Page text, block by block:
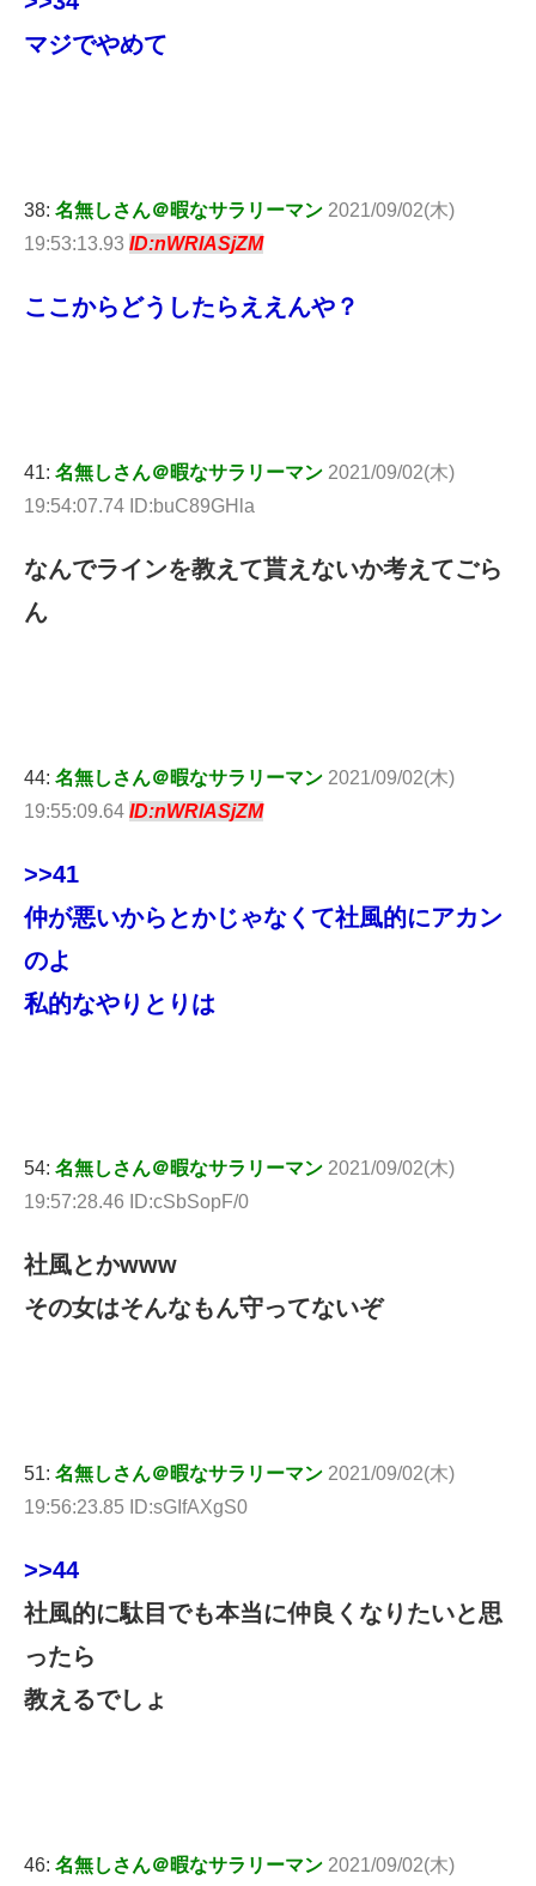
マジでやめて
38: 名無しさん＠暇なサラリーマン 2021/09/02(木)
19:53:13.93 ID:nWRlASjZM
ここからどうしたらええんや？
41: 名無しさん＠暇なサラリーマン 2021/09/02(木)
19:54:07.74 ID:buC89GHla
なんでラインを教えて貰えないか考えてごら
ん
44: 名無しさん＠暇なサラリーマン 2021/09/02(木)
19:55:09.64 ID:nWRlASjZM
>>41
仲が悪いからとかじゃなくて社風的にアカン
のよ
私的なやりとりは
54: 名無しさん＠暇なサラリーマン 2021/09/02(木)
19:57:28.46 ID:cSbSopF/0
社風とかwww
その女はそんなもん守ってないぞ
51: 名無しさん＠暇なサラリーマン 2021/09/02(木)
19:56:23.85 ID:sGIfAXgS0
>>44
社風的に駄目でも本当に仲良くなりたいと思
ったら
教えるでしょ
46: 名無しさん＠暇なサラリーマン 2021/09/02(木)